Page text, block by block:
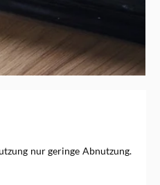
nur geringe Abnutzung.